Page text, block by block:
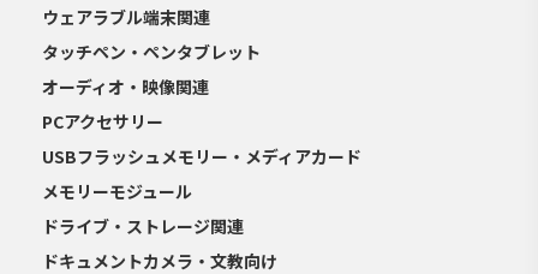
ウェアラブル端末関連
タッチペン・ペンタブレット
オーディオ・映像関連
PCアクセサリー
USBフラッシュメモリー・メディアカード
メモリーモジュール
ドライブ・ストレージ関連
ドキュメントカメラ・文教向け